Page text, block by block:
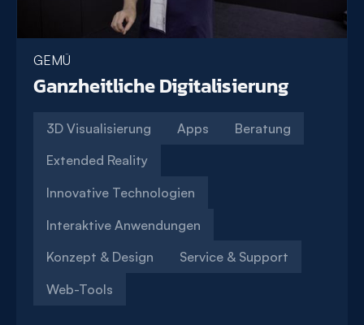
GEMÜ
Ganzheitliche Digitalisierung
3D Visualisierung Apps
Beratung
Extended Reality
Innovative Technologien
Interaktive Anwendungen
Konzept & Design
Service & Support
Web-Tools